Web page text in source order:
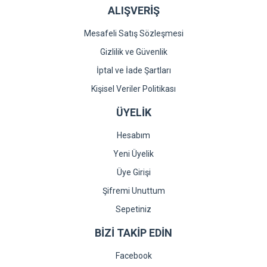
ALIŞVERİŞ
Mesafeli Satış Sözleşmesi
Gizlilik ve Güvenlik
İptal ve İade Şartları
Kişisel Veriler Politikası
ÜYELİK
Hesabım
Yeni Üyelik
Üye Girişi
Şifremi Unuttum
Sepetiniz
BİZİ TAKİP EDİN
Facebook